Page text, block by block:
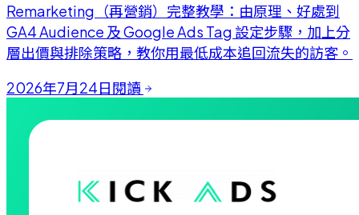
Remarketing（再營銷）完整教學：由原理、好處到
GA4 Audience 及 Google Ads Tag 設定步驟，加上分
層出價與排除策略，教你用最低成本追回流失的訪客。
2026年7月24日閱讀